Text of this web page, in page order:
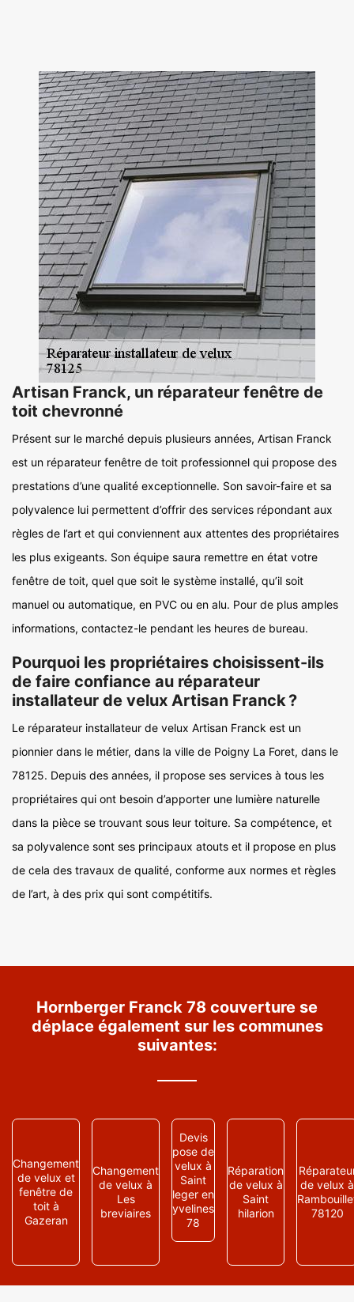
Artisan Franck, un réparateur fenêtre de
toit chevronné
Présent sur le marché depuis plusieurs années, Artisan Franck
est un réparateur fenêtre de toit professionnel qui propose des
prestations d’une qualité exceptionnelle. Son savoir-faire et sa
polyvalence lui permettent d’offrir des services répondant aux
règles de l’art et qui conviennent aux attentes des propriétaires
les plus exigeants. Son équipe saura remettre en état votre
fenêtre de toit, quel que soit le système installé, qu’il soit
manuel ou automatique, en PVC ou en alu. Pour de plus amples
informations, contactez-le pendant les heures de bureau.
Pourquoi les propriétaires choisissent-ils
de faire confiance au réparateur
installateur de velux Artisan Franck ?
Le réparateur installateur de velux Artisan Franck est un
pionnier dans le métier, dans la ville de Poigny La Foret, dans le
78125. Depuis des années, il propose ses services à tous les
propriétaires qui ont besoin d’apporter une lumière naturelle
dans la pièce se trouvant sous leur toiture. Sa compétence, et
sa polyvalence sont ses principaux atouts et il propose en plus
de cela des travaux de qualité, conforme aux normes et règles
de l’art, à des prix qui sont compétitifs.
Hornberger Franck 78 couverture se
déplace également sur les communes
suivantes:
Changement
de velux et
fenêtre de
toit à
Gazeran
Changement
de velux à
Les
breviaires
Devis
pose de
velux à
Saint
leger en
yvelines
78
Réparation
de velux à
Saint
hilarion
de velux à
78120